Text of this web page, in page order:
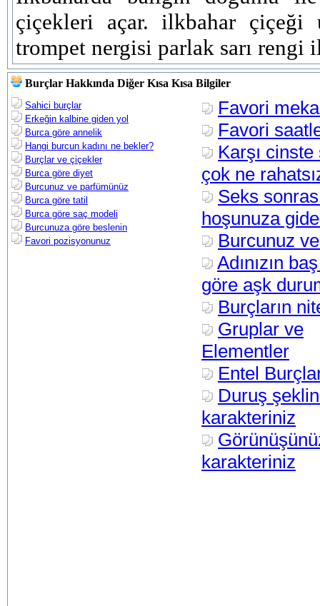
çiçekleri açar. ilkbahar çiçeği
trompet nergisi parlak sarı
Burçlar Hakkında Diğer Kısa Kısa Bilgiler
Sahici burçlar
Erkeğin kalbine giden yol
Burca göre annelik
Hangi burcun kadını ne bekler?
Burçlar ve çiçekler
Burca göre diyet
Burcunuz ve parfümünüz
Burca göre tatil
Burca göre saç modeli
Burcunuza göre beslenin
Favori pozisyonunuz
Favori
Favori
Karşı
çok ne
Seks
hoşunuza
Burcunuz
Adınızın
göre aşk
Burçların
Gruplar ve
Elementler
Entel
Duruş
karakteriniz
karakteriniz